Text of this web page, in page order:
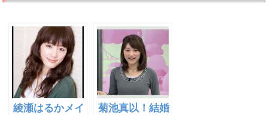
綾瀬はるかメイ
菊池真以！結婚